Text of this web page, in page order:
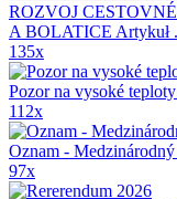
ROZVOJ
A BOLATICE Artykuł
135x
Pozor na vysoké teploty
112x
Oznam -
97x